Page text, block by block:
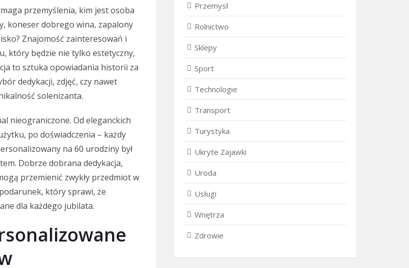
przemyślenia, kim jest osoba
koneser dobrego wina, zapalony
Znajomość zainteresowań i
który będzie nie tylko estetyczny,
to sztuka opowiadania historii za
dedykacji, zdjęć, czy nawet
solenizanta.
nieograniczone. Od eleganckich
po doświadczenia – każdy
na 60 urodziny był
Dobrze dobrana dedykacja,
przemienić zwykły przedmiot w
który sprawi, że
dla każdego jubilata.
Przemysł
Rolnictwo
Sklepy
Sport
Technologie
Transport
Turystyka
Ukryte Zajawki
Uroda
Usługi
Wnętrza
Zdrowie